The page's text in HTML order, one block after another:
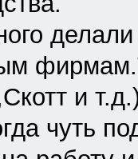
делали
и
чуть